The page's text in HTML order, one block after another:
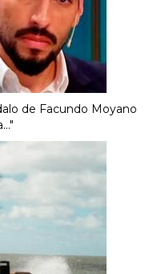
de Facundo Moyano